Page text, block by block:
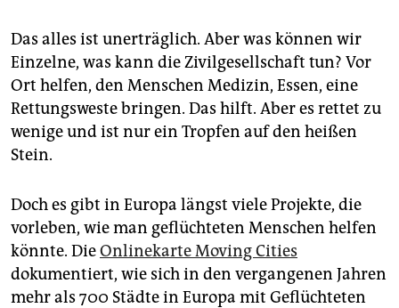
Das alles ist unerträglich. Aber was können wir
Einzelne, was kann die Zivilgesellschaft tun? Vor
Ort helfen, den Menschen Medizin, Essen, eine
Rettungsweste bringen. Das hilft. Aber es rettet zu
wenige und ist nur ein Tropfen auf den heißen
Stein.
Doch es gibt in Europa längst viele Projekte, die
vorleben, wie man geflüchteten Menschen helfen
könnte. DieOnlinekarte Moving Cities
dokumentiert, wie sich in den vergangenen Jahren
mehr als 700 Städte in Europa mit Geflüchteten